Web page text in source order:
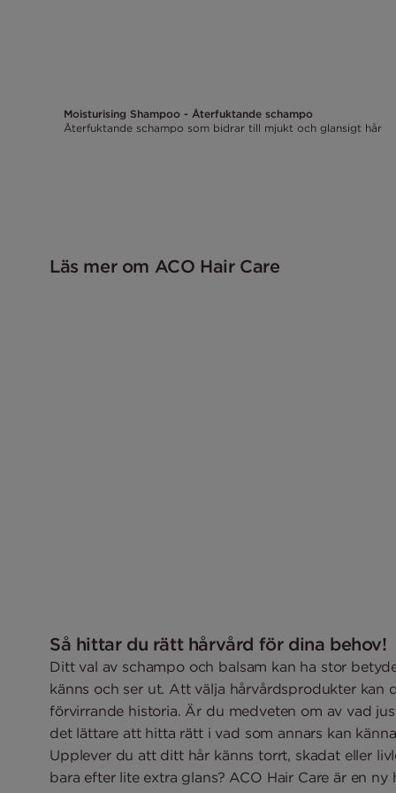
Moisturising Shampoo - Återfuktande schampo
Återfuktande schampo som bidrar till mjukt och glansigt hår
Läs mer om ACO Hair Care
Så hittar du rätt hårvård för dina behov!
Ditt val av schampo och balsam kan ha stor
känns och ser ut. Att välja hårvårdsprodukter kan
förvirrande historia. Är du medveten om av vad
det lättare att hitta rätt i vad som annars kan
Upplever du att ditt hår känns torrt, skadat eller
bara efter lite extra glans? ACO Hair Care är en